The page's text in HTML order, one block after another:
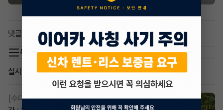
댓글 0
목록 이동
실시간 인기글
[수다방] 스포티지하이브리드 승계합니다(잔여렌트기